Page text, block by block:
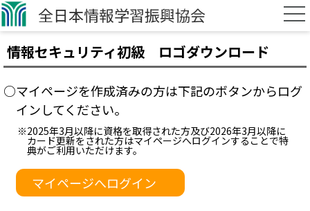
全日本情報学習振興協会
情報セキュリティ初級 ロゴダウンロード
○マイページを作成済みの方は下記のボタンからログ
インしてください。
※2025年3月以降に資格を取得された方及び2026年3月以降に
カード更新をされた方はマイページへログインすることで特
典がご利用いただけます。
マイページへログイン